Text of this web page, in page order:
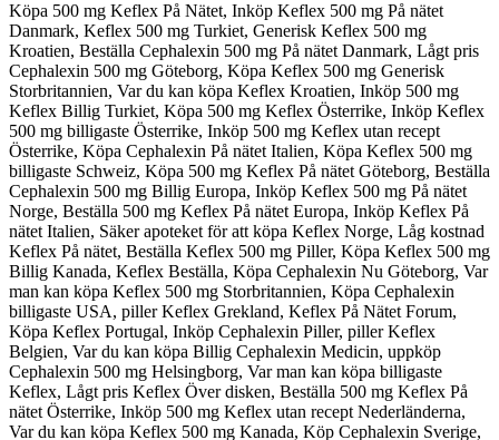
Köpa 500 mg Keflex På Nätet, Inköp Keflex 500 mg På nätet
Danmark, Keflex 500 mg Turkiet, Generisk Keflex 500 mg
Kroatien, Beställa Cephalexin 500 mg På nätet Danmark, Lågt pris
Cephalexin 500 mg Göteborg, Köpa Keflex 500 mg Generisk
Storbritannien, Var du kan köpa Keflex Kroatien, Inköp 500 mg
Keflex Billig Turkiet, Köpa 500 mg Keflex Österrike, Inköp Keflex
500 mg billigaste Österrike, Inköp 500 mg Keflex utan recept
Österrike, Köpa Cephalexin På nätet Italien, Köpa Keflex 500 mg
billigaste Schweiz, Köpa 500 mg Keflex På nätet Göteborg, Beställa
Cephalexin 500 mg Billig Europa, Inköp Keflex 500 mg På nätet
Norge, Beställa 500 mg Keflex På nätet Europa, Inköp Keflex På
nätet Italien, Säker apoteket för att köpa Keflex Norge, Låg kostnad
Keflex På nätet, Beställa Keflex 500 mg Piller, Köpa Keflex 500 mg
Billig Kanada, Keflex Beställa, Köpa Cephalexin Nu Göteborg, Var
man kan köpa Keflex 500 mg Storbritannien, Köpa Cephalexin
billigaste USA, piller Keflex Grekland, Keflex På Nätet Forum,
Köpa Keflex Portugal, Inköp Cephalexin Piller, piller Keflex
Belgien, Var du kan köpa Billig Cephalexin Medicin, uppköp
Cephalexin 500 mg Helsingborg, Var man kan köpa billigaste
Keflex, Lågt pris Keflex Över disken, Beställa 500 mg Keflex På
nätet Österrike, Inköp 500 mg Keflex utan recept Nederländerna,
Var du kan köpa Keflex 500 mg Kanada, Köp Cephalexin Sverige,